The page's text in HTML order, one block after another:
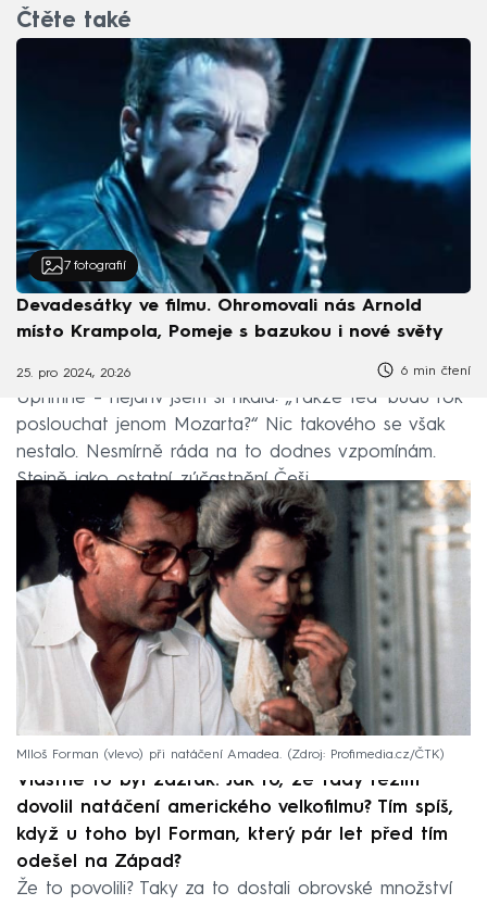
Čtěte také
7 fotografií
Devadesátky ve filmu. Ohromovali nás Arnold
místo Krampola, Pomeje s bazukou i nové světy
25. pro 2024, 20:26 6 min čtení
Upřímně – nejdřív jsem si říkala: „Takže teď budu rok
poslouchat jenom Mozarta?“ Nic takového se však
nestalo. Nesmírně ráda na to dodnes vzpomínám.
Stejně jako ostatní zúčastnění Češi.
MIloš Forman (vlevo) při natáčení Amadea. Zdroj: Profimedia.cz/ČTK
Vlastně to byl zázrak. Jak to, že tady režim
dovolil natáčení amerického velkofilmu? Tím spíš,
když u toho byl Forman, který pár let před tím
odešel na Západ?
Že to povolili? Taky za to dostali obrovské množství